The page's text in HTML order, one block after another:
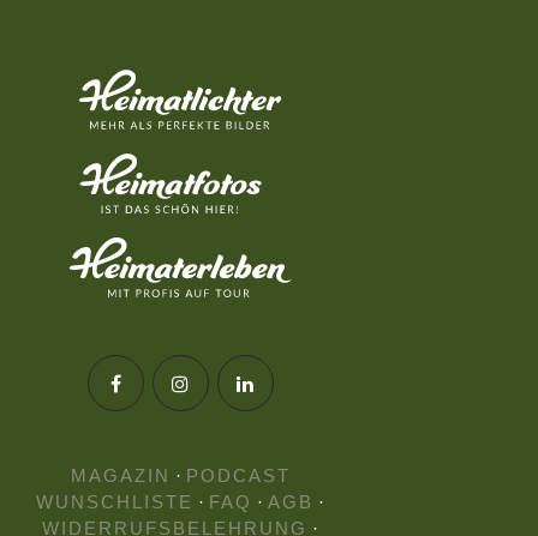
MAGAZIN · PODCAST
WUNSCHLISTE · FAQ · AGB ·
WIDERRUFSBELEHRUNG ·